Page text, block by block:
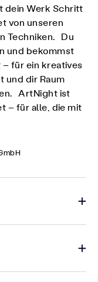
dein Werk Schritt
von unseren
Techniken. Du
und bekommst
– für ein kreatives
und dir Raum
ArtNight ist
– für alle, die mit